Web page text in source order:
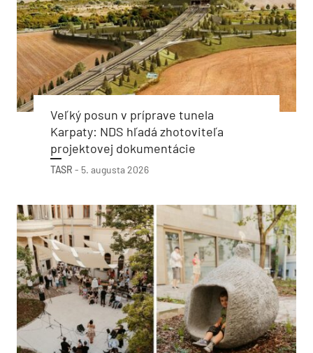
Veľký posun v príprave tunela
Karpaty: NDS hľadá zhotoviteľa
projektovej dokumentácie
TASR - 5. augusta 2026